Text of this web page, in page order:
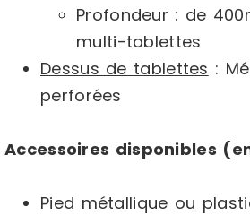
Profondeur : de
multi-tablettes
Dessus de tablettes :
perforées
Accessoires disponibles
Pied métallique ou